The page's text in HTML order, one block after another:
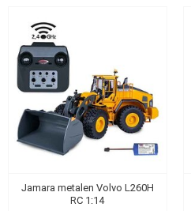
Jamara metalen Volvo L260H
RC 1:14